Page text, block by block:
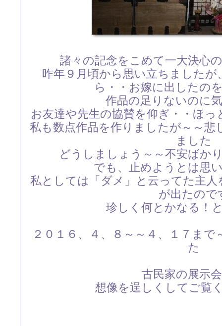
諸々の記念をこめて一大決心
昨年９月頃から思い立ちました
ら・・お嫁に出したの
作品の足りないのに
お友達や先生の協賛を仰ぎ・・ほ
私も数点作品を作りましたが～～
ました
どうしましょう～～不安ばか
でも、止めようとは思
私としては「ダメ」と云ってた主
が出たので
珍しく何とかなる！
２０１６、４、８～～４、１７ま
た
古民家の展示
想像を逞しくしてご覧